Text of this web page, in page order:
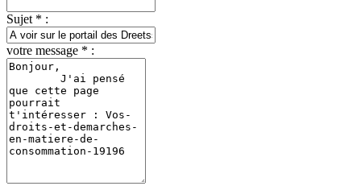
Sujet * :
votre message * :